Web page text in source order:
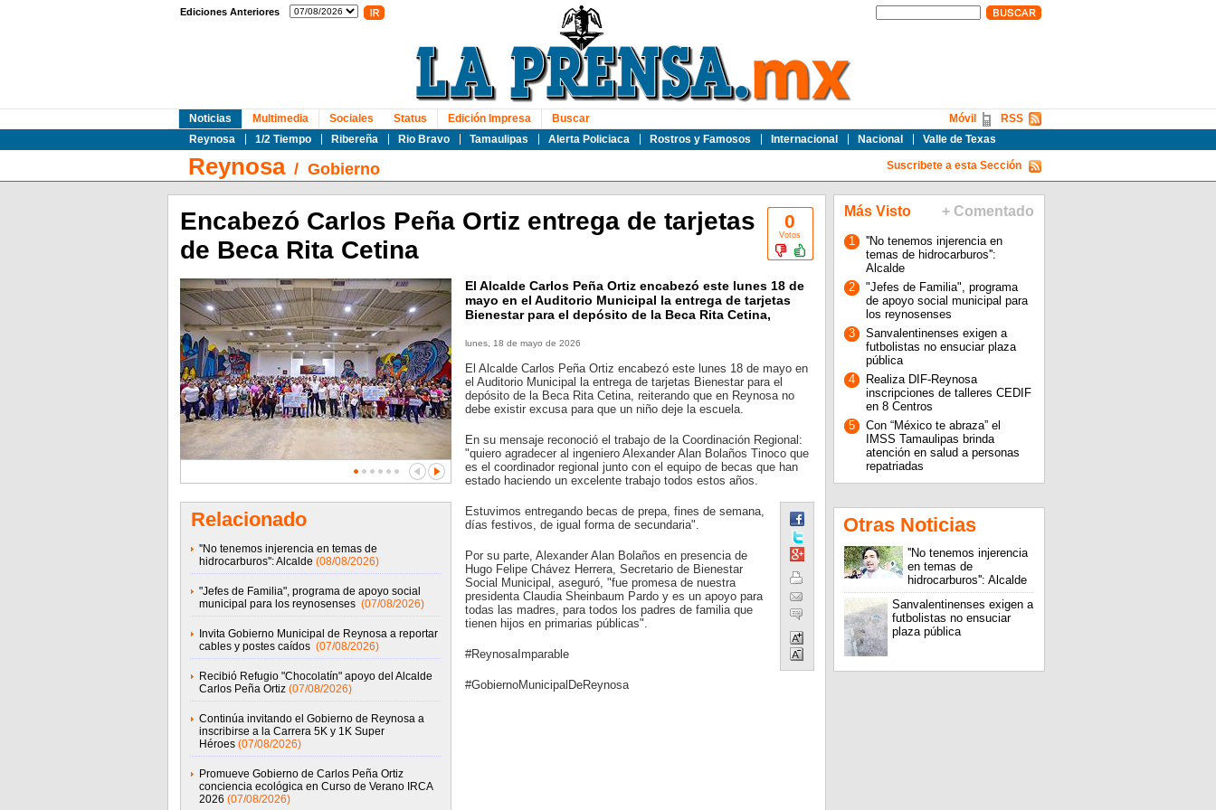
Ediciones Anteriores
Noticias
Reynosa
1/2 Tiempo Ribereña Rio Bravo Tamaulipas Alerta Policiaca Rostros y Famosos Internacional Nacional Valle de Texas
Multimedia Sociales Status Edición Impresa Buscar RSS
Móvil
Reynosa/ Gobierno Suscribete a esta Sección
0
Votos
Encabezó Carlos Peña Ortiz entrega de tarjetas
de Beca Rita Cetina
Relacionado
''No tenemos injerencia en temas de
hidrocarburos'': Alcalde (08/08/2026)
"Jefes de Familia", programa de apoyo social
municipal para los reynosenses (07/08/2026)
Invita Gobierno Municipal de Reynosa a reportar
cables y postes caídos (07/08/2026)
Recibió Refugio "Chocolatín" apoyo del Alcalde
Carlos Peña Ortiz (07/08/2026)
Continúa invitando el Gobierno de Reynosa a
inscribirse a la Carrera 5K y 1K Super
Héroes (07/08/2026)
Promueve Gobierno de Carlos Peña Ortiz
conciencia ecológica en Curso de Verano IRCA
2026 (07/08/2026)
El Alcalde Carlos Peña Ortiz encabezó este lunes 18 de
mayo en el Auditorio Municipal la entrega de tarjetas
Bienestar para el depósito de la Beca Rita Cetina,
lunes, 18 de mayo de 2026
El Alcalde Carlos Peña Ortiz encabezó este lunes 18 de mayo en
el Auditorio Municipal la entrega de tarjetas Bienestar para el
depósito de la Beca Rita Cetina, reiterando que en Reynosa no
debe existir excusa para que un niño deje la escuela.
En su mensaje reconoció el trabajo de la Coordinación Regional:
"quiero agradecer al ingeniero Alexander Alan Bolaños Tinoco que
es el coordinador regional junto con el equipo de becas que han
estado haciendo un excelente trabajo todos estos años.
Estuvimos entregando becas de prepa, fines de semana,
días festivos, de igual forma de secundaria".
Por su parte, Alexander Alan Bolaños en presencia de
Hugo Felipe Chávez Herrera, Secretario de Bienestar
Social Municipal, aseguró, "fue promesa de nuestra
presidenta Claudia Sheinbaum Pardo y es un apoyo para
todas las madres, para todos los padres de familia que
tienen hijos en primarias públicas".
#ReynosaImparable
#GobiernoMunicipalDeReynosa
Más Visto + Comentado
1
''No tenemos injerencia en
temas de hidrocarburos'':
Alcalde
2
"Jefes de Familia", programa
de apoyo social municipal para
los reynosenses
3
Sanvalentinenses exigen a
futbolistas no ensuciar plaza
pública
4
Realiza DIF-Reynosa
inscripciones de talleres CEDIF
en 8 Centros
5
Con “México te abraza” el
IMSS Tamaulipas brinda
atención en salud a personas
repatriadas
Otras Noticias
''No tenemos injerencia
en temas de
hidrocarburos'': Alcalde
Sanvalentinenses exigen a
futbolistas no ensuciar
plaza pública